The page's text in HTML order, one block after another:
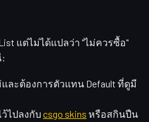
แต่ไม่ได้แปลว่า "ไม่ควรซื้อ"
ละต้องการตัวแทน Default ที่ดูมี
ไปลงกับ csgo skins หรือสกินปืน